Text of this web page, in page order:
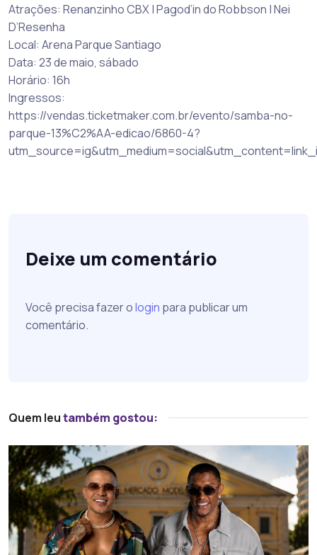
Atrações: Renanzinho CBX | Pagod’in do Robbson | Nei
D’Resenha
Local: Arena Parque Santiago
Data: 23 de maio, sábado
Horário: 16h
Ingressos:
https://vendas.ticketmaker.com.br/evento/samba-no-
parque-13%C2%AA-edicao/6860-4?
Deixe um comentário
Você precisa fazer ologin para publicar um
comentário.
Quem leutambém gostou: